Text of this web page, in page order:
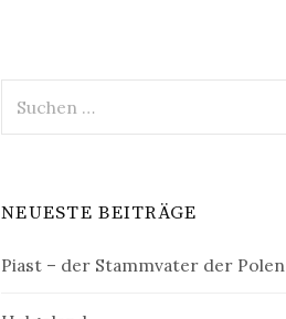
nach:
NEUESTE BEITRÄGE
Piast – der Stammvater der Polen